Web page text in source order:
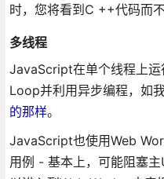
时，您将看到C ++代码而
多线程
JavaScript在单个线程上
Loop并利用异步编程，如
的那样。
JavaScript也使用Web
用例 - 基本上，可能阻塞